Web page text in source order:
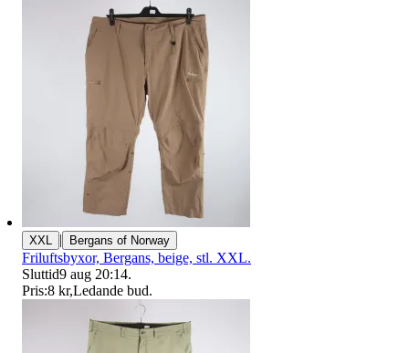
XXL | Bergans of Norway
Friluftsbyxor, Bergans, beige, stl. XXL.
Sluttid9 aug 20:14.
Pris:8 kr,Ledande bud.